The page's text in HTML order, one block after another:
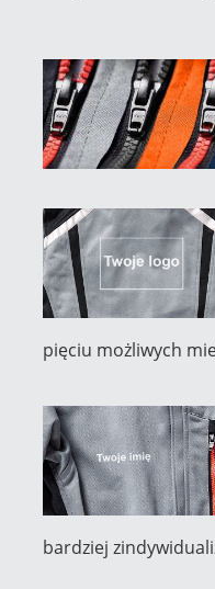
pięciu możliwych
bardziej